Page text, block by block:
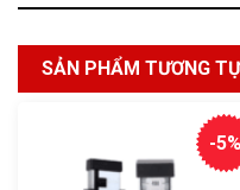
SẢN PHẨM TƯƠNG TỰ
-5%